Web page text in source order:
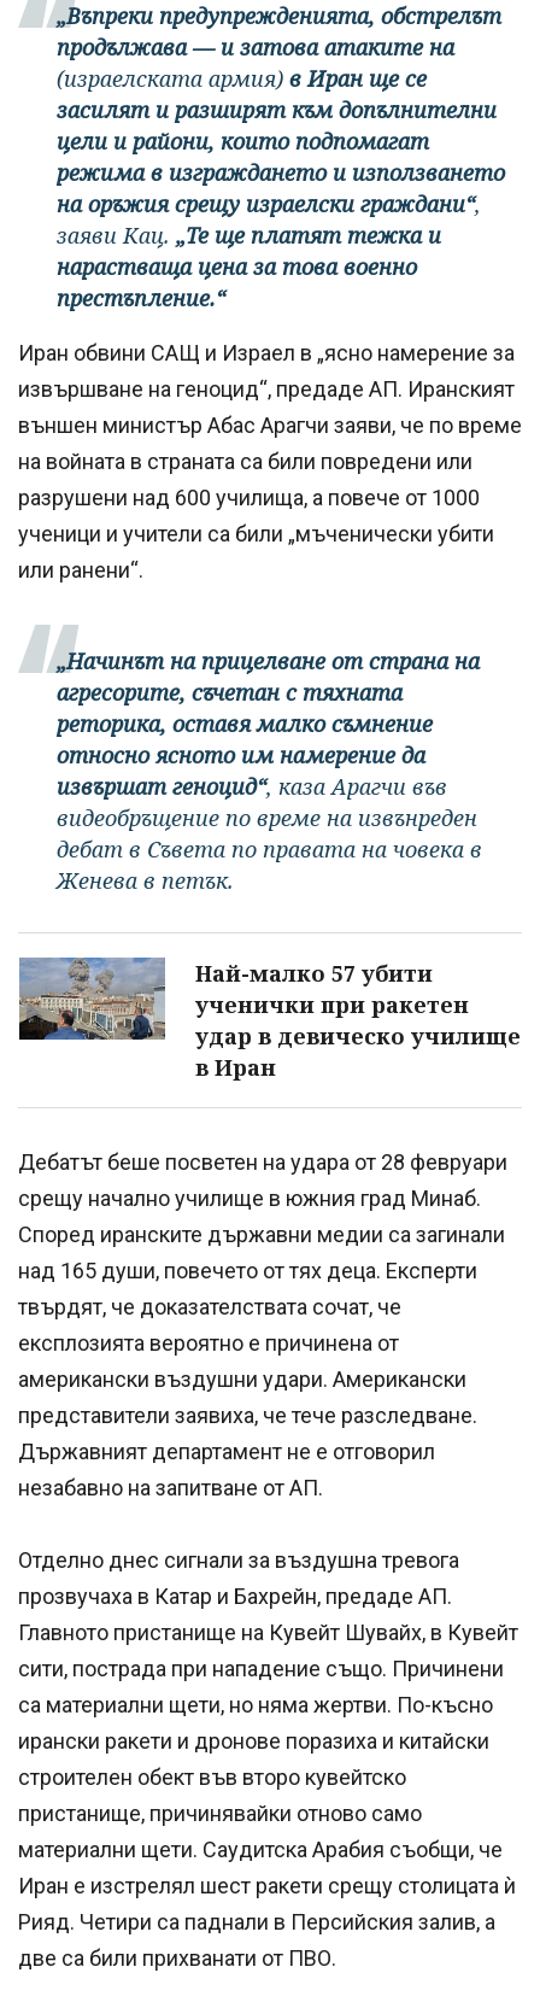
„Въпреки предупрежденията, обстрелът
продължава — и затова атаките на
(израелската армия) в Иран ще се
засилят и разширят към допълнителни
цели и райони, които подпомагат
режима в изграждането и използването
на оръжия срещу израелски граждани“,
заяви Кац. „Те ще платят тежка и
нарастваща цена за това военно
престъпление.“
Иран обвини САЩ и Израел в „ясно намерение за
извършване на геноцид“, предаде АП. Иранският
външен министър Абас Арагчи заяви, че по време
на войната в страната са били повредени или
разрушени над 600 училища, а повече от 1000
ученици и учители са били „мъченически убити
или ранени“.
„Начинът на прицелване от страна на
агресорите, съчетан с тяхната
реторика, оставя малко съмнение
относно ясното им намерение да
извършат геноцид“, каза Арагчи във
видеобръщение по време на извънреден
дебат в Съвета по правата на човека в
Женева в петък.
Най-малко 57 убити
ученички при ракетен
удар в девическо училище
в Иран
Дебатът беше посветен на удара от 28 февруари
срещу начално училище в южния град Минаб.
Според иранските държавни медии са загинали
над 165 души, повечето от тях деца. Експерти
твърдят, че доказателствата сочат, че
експлозията вероятно е причинена от
американски въздушни удари. Американски
представители заявиха, че тече разследване.
Държавният департамент не е отговорил
незабавно на запитване от АП.
Отделно днес сигнали за въздушна тревога
прозвучаха в Катар и Бахрейн, предаде АП.
Главното пристанище на Кувейт Шувайх, в Кувейт
сити, пострада при нападение също. Причинени
са материални щети, но няма жертви. По-късно
ирански ракети и дронове поразиха и китайски
строителен обект във второ кувейтско
пристанище, причинявайки отново само
материални щети. Саудитска Арабия съобщи, че
Иран е изстрелял шест ракети срещу столицата ѝ
Рияд. Четири са паднали в Персийския залив, а
две са били прихванати от ПВО.